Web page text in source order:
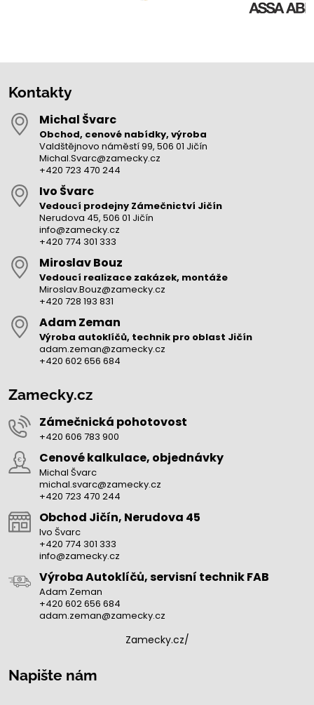
Kontakty
Michal Švarc
Obchod, cenové nabídky, výroba
Valdštějnovo náměstí 99, 506 01 Jičín
Michal.Svarc@zamecky.cz
+420 723 470 244
Ivo Švarc
Vedoucí prodejny Zámečnictví Jičín
Nerudova 45, 506 01 Jičín
info@zamecky.cz
+420 774 301 333
Miroslav Bouz
Vedoucí realizace zakázek, montáže
Miroslav.Bouz@zamecky.cz
+420 728 193 831
Adam Zeman
Výroba autoklíčů, technik pro oblast Jičín
adam.zeman@zamecky.cz
+420 602 656 684
Zamecky.cz
Zámečnická pohotovost
+420 606 783 900
Cenové kalkulace, objednávky
Michal Švarc
michal.svarc@zamecky.cz
+420 723 470 244
Obchod Jičín, Nerudova 45
Ivo Švarc
+420 774 301 333
info@zamecky.cz
Výroba Autoklíčů, servisní technik FAB
Adam Zeman
+420 602 656 684
adam.zeman@zamecky.cz
Zamecky.cz/
Napište nám